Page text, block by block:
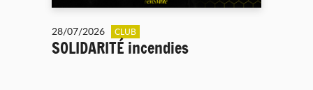
28/07/2026 CLUB
SOLIDARITÉ incendies